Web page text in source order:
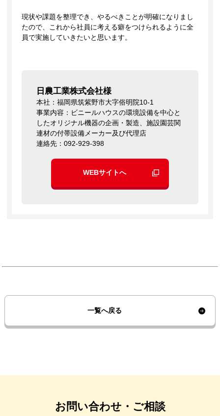
現状や課題を整理でき、やるべきことが明確になりまし
たので、これから社員に考える癖をつけられるように全
員で実施していきたいと思います。
日農工業株式会社様
本社：福岡県筑紫野市大字俗明院10-1
事業内容：ビニールハウスの環境設備を中心と
したオリジナル機器の企画・製造、施設園芸関
連材の付帯設備メーカー及び代理店
連絡先：092-929-398
WEBサイトへ
一覧へ戻る
お問い合わせ・ご相談